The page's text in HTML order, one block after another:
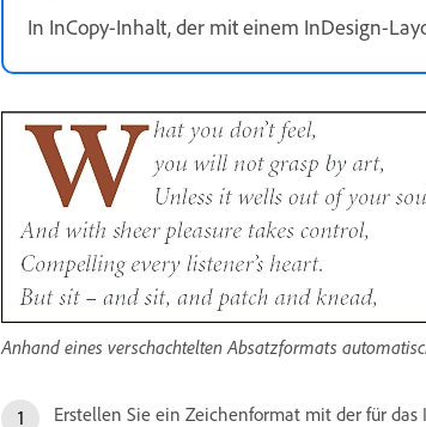
In InCopy-Inhalt, der mit einem InDesign-
Anhand eines verschachtelten Absatzformats
Erstellen Sie ein Zeichenformat mit der für